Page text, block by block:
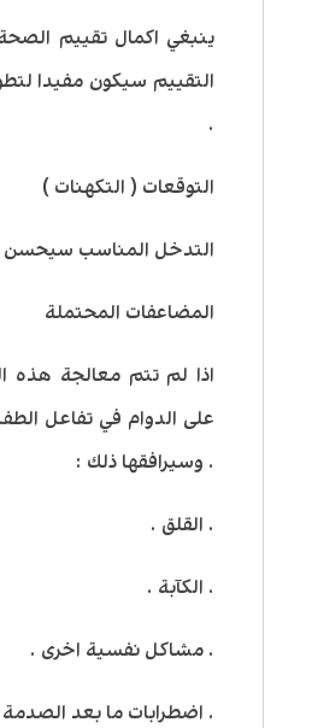
ينبغي اكمال تقييم
التقييم سيكون مفيدا
.
التوقعات ( التكهنات )
التدخل المناسب سيحسن
المضاعفات المحتملة
اذا لم تتم معالجة هذه
على الدوام في تفاعل
. وسيرافقها ذلك :
. القلق .
. الكآبة .
. مشاكل نفسية اخرى .
. اضطرابات ما بعد